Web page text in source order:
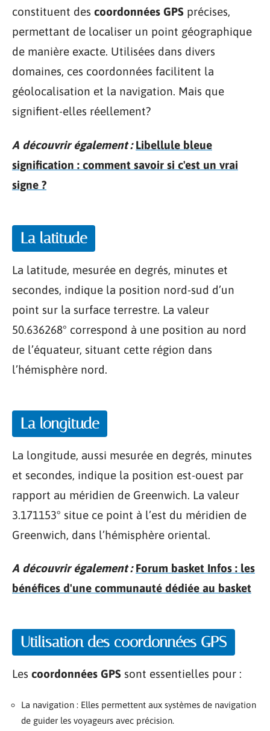
constituent des coordonnées GPS précises,
permettant de localiser un point géographique
de manière exacte. Utilisées dans divers
domaines, ces coordonnées facilitent la
géolocalisation et la navigation. Mais que
signifient-elles réellement?
A découvrir également : Libellule bleue
signification : comment savoir si c'est un vrai
signe ?
La latitude
La latitude, mesurée en degrés, minutes et
secondes, indique la position nord-sud d’un
point sur la surface terrestre. La valeur
50.636268° correspond à une position au nord
de l’équateur, situant cette région dans
l’hémisphère nord.
La longitude
La longitude, aussi mesurée en degrés, minutes
et secondes, indique la position est-ouest par
rapport au méridien de Greenwich. La valeur
3.171153° situe ce point à l’est du méridien de
Greenwich, dans l’hémisphère oriental.
A découvrir également : Forum basket Infos : les
bénéfices d'une communauté dédiée au basket
Utilisation des coordonnées GPS
Les coordonnées GPS sont essentielles pour :
La navigation : Elles permettent aux systèmes de navigation
de guider les voyageurs avec précision.